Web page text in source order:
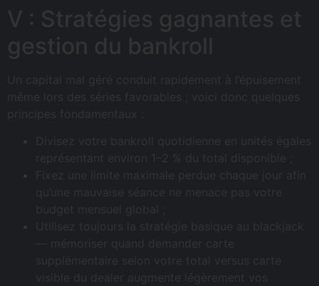
V : Stratégies gagnantes et
gestion du bankroll
Un capital mal géré conduit rapidement à l’épuisement
même lors des séries favorables ; voici donc quelques
principes fondamentaux :
Divisez votre bankroll quotidienne en unités égales
représentant environ 1–2 % du total disponible ;
Fixez une limite maximale perdue chaque jour afin
qu’une mauvaise séance ne menace pas votre
budget mensuel global ;
Utilisez toujours la stratégie basique au blackjack
— mémoriser quand demander carte
supplémentaire selon votre total versus carte
visible du dealer augmente légèrement vos